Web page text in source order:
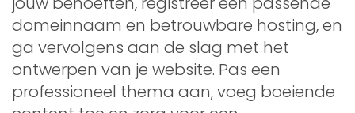
domeinnaam en betrouwbare hosting, en
ga vervolgens aan de slag met het
ontwerpen van je website. Pas een
professioneel thema aan, voeg boeiende